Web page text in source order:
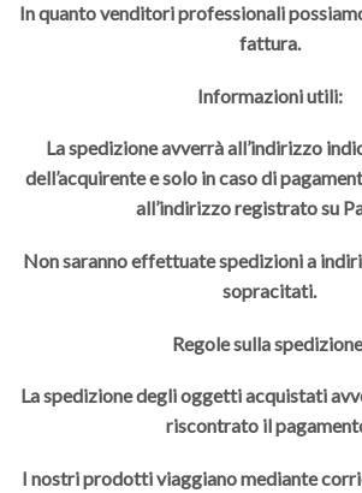
In quanto venditori professionali
fattura.
Informazioni utili:
La spedizione avverrà all’indirizzo
dell’acquirente e solo in caso di
all’indirizzo registrato su
Non saranno effettuate spedizioni a
sopracitati.
Regole sulla
La spedizione degli oggetti acquistati
riscontrato il
I nostri prodotti viaggiano mediante